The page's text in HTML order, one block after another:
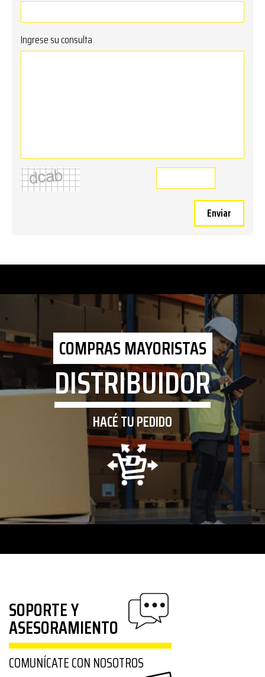
Ingrese su consulta
Enviar
COMPRAS MAYORISTAS
DISTRIBUIDOR
HACÉ TU PEDIDO
SOPORTE Y
ASESORAMIENTO
COMUNÍCATE CON NOSOTROS